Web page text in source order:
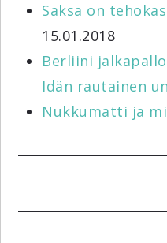
Saksa on
15.01.2018
Berliini
Idän rautainen
Nukkumatti ja